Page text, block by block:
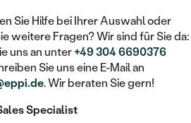
ZUM EINFASSEN
Sie Hilfe bei Ihrer Auswahl oder
weitere Fragen? Wir sind für Sie da:
uns an unter+49 304 6690376
Sie uns eine E-Mail an
. Wir beraten Sie gern!
Specialist